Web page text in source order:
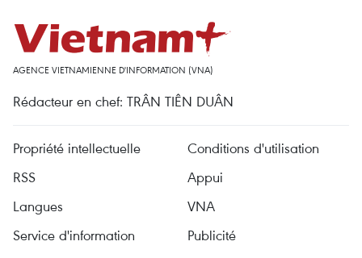
AGENCE VIETNAMIENNE D'INFORMATION (VNA)
Rédacteur en chef: TRÂN TIÊN DUÂN
Propriété intellectuelle
Conditions d'utilisation
RSS
Appui
Langues
VNA
Service d'information
Publicité